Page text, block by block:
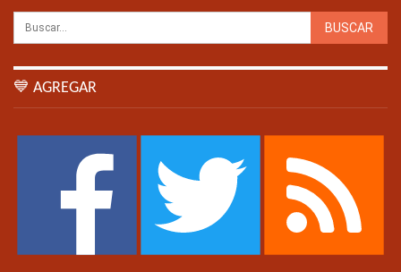
💙 AGREGAR